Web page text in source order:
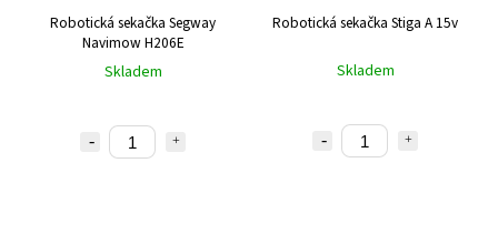
Robotická sekačka Segway
Navimow H206E
Skladem
Robotická sekačka Stiga A 15v
Skladem